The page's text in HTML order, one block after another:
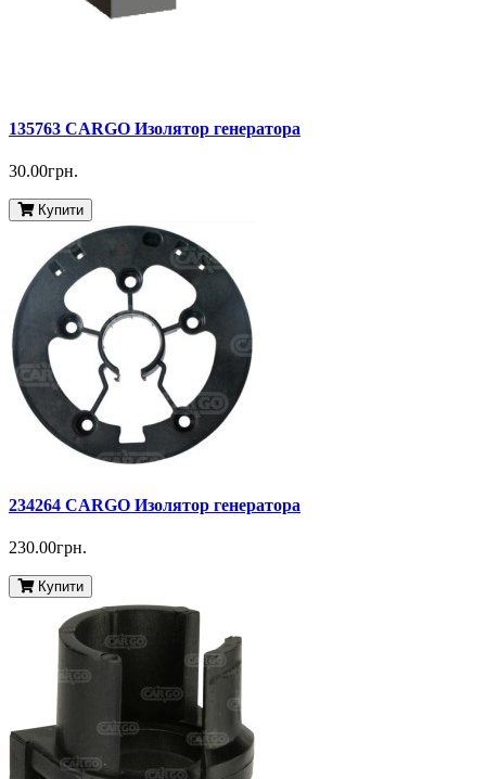
135763 CARGO Изолятор генератора
30.00грн.
Купити
234264 CARGO Изолятор генератора
230.00грн.
Купити